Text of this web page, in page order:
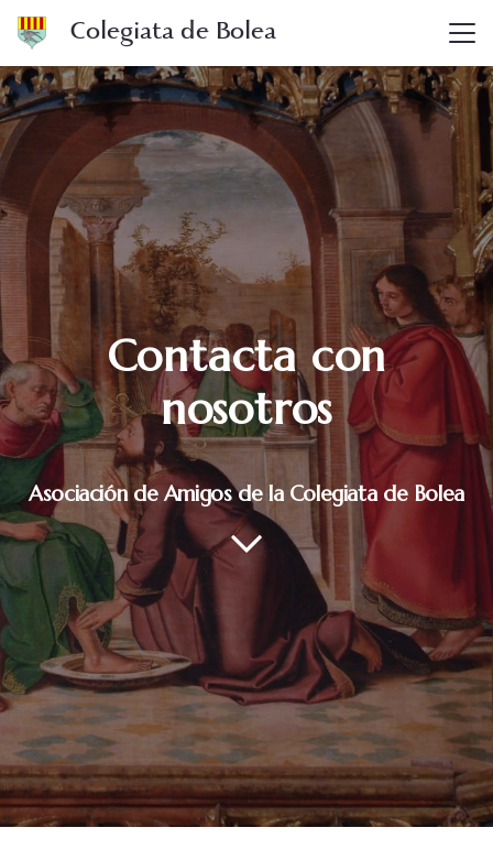
Colegiata de Bolea
Contacta con
nosotros
Asociación de Amigos de la Colegiata de Bolea